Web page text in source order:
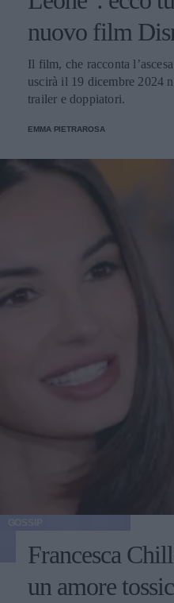
nuovo film
Il film, che racconta
uscirà il 19 dicembre 2024
trailer e doppiatori.
EMMA PIETRAROSA
Francesca
un amore